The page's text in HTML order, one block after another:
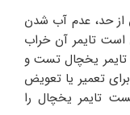
از حد، عدم آب شدن
است تایمر آن خراب
تایمر یخچال تست و
تعمیر یا تعویض
تایمر یخچال را